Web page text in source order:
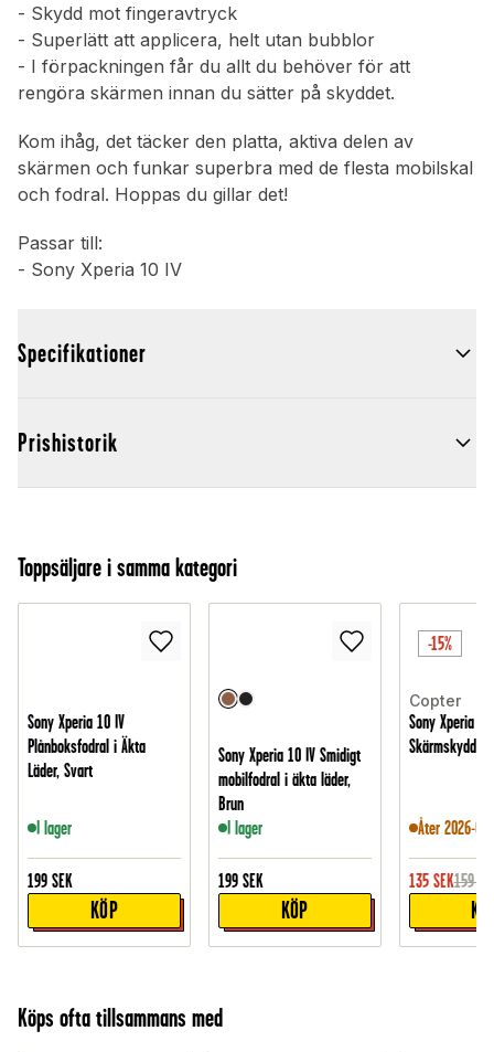
- Skydd mot fingeravtryck
- Superlätt att applicera, helt utan bubblor
- I förpackningen får du allt du behöver för att
rengöra skärmen innan du sätter på skyddet.
Kom ihåg, det täcker den platta, aktiva delen av
skärmen och funkar superbra med de flesta mobilskal
och fodral. Hoppas du gillar det!
Passar till:
- Sony Xperia 10 IV
Specifikationer
Prishistorik
Toppsäljare i samma kategori
Sony Xperia 10 IV
Plånboksfodral i Äkta
Läder, Svart
I lager
199 SEK
KÖP
Sony Xperia 10 IV Smidigt
mobilfodral i äkta läder,
Brun
I lager
199 SEK
KÖP
-15%
Copter
Sony Xperia
Skärmskydd
Åter 2026-
135 SEK159
Köps ofta tillsammans med